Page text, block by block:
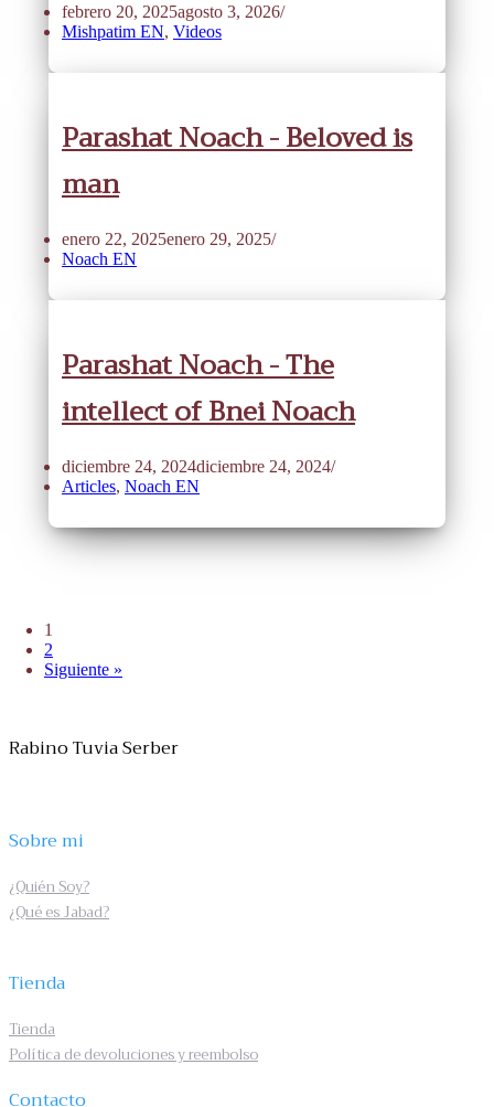
febrero 20, 2025agosto 3, 2026
Mishpatim EN, Videos
Parashat Noach - Beloved is
man
enero 22, 2025enero 29, 2025
Noach EN
Parashat Noach - The
intellect of Bnei Noach
diciembre 24, 2024diciembre 24, 2024
Articles, Noach EN
1
2
Siguiente »
Rabino Tuvia Serber
Sobre mi
¿Quién Soy?
¿Qué es Jabad?
Tienda
Tienda
Política de devoluciones y reembolso
Contacto